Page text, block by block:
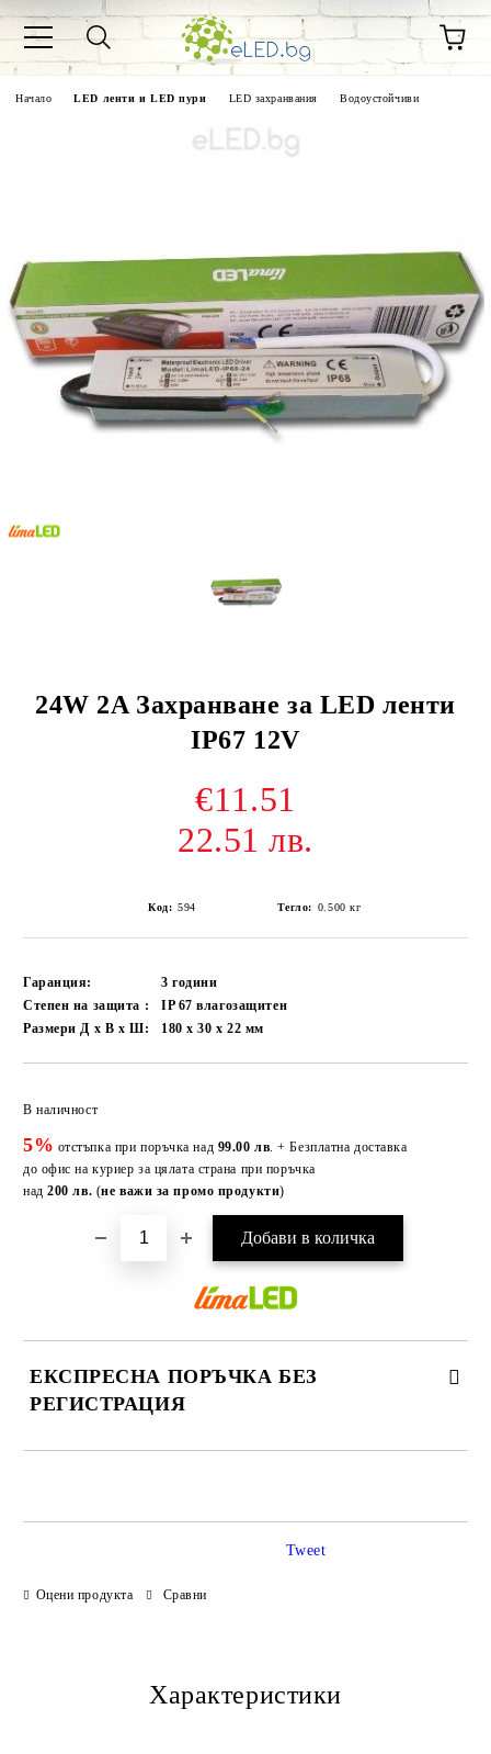
Начало LED ленти и LED пури LED захранвания Водоустойчиви
24W 2A Захранване за LED ленти
IP67 12V
€11.51
22.51 лв.
Код: 594 Тегло: 0.500 кг
Гаранция:
3 години
Степен на защита :
IP 67 влагозащитен
Размери Д х В х Ш:
180 х 30 х 22 мм
В наличност
5% отстъпка при поръчка над 99.00 лв . + Безплатна доставка
до офис на куриер за цялата страна при поръчка
над 200 лв. (не важи за промо продукти)
ЕКСПРЕСНА ПОРЪЧКА БЕЗ
РЕГИСТРАЦИЯ
Оцени продукта Сравни
Tweet
Характеристики